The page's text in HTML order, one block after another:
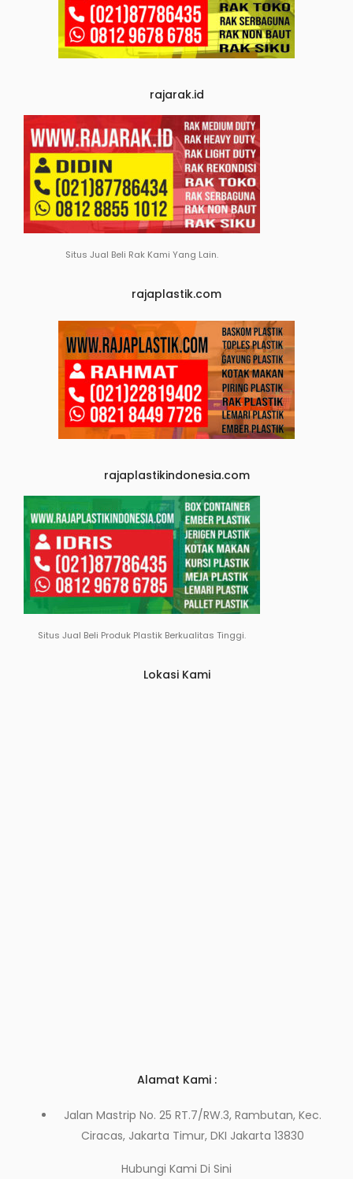
rajarak.id
Situs Jual Beli Rak Kami Yang Lain.
rajaplastik.com
rajaplastikindonesia.com
Situs Jual Beli Produk Plastik Berkualitas Tinggi.
Lokasi Kami
Alamat Kami :
Jalan Mastrip No. 25 RT.7/RW.3, Rambutan, Kec.
Ciracas, Jakarta Timur, DKI Jakarta 13830
Hubungi Kami Di Sini